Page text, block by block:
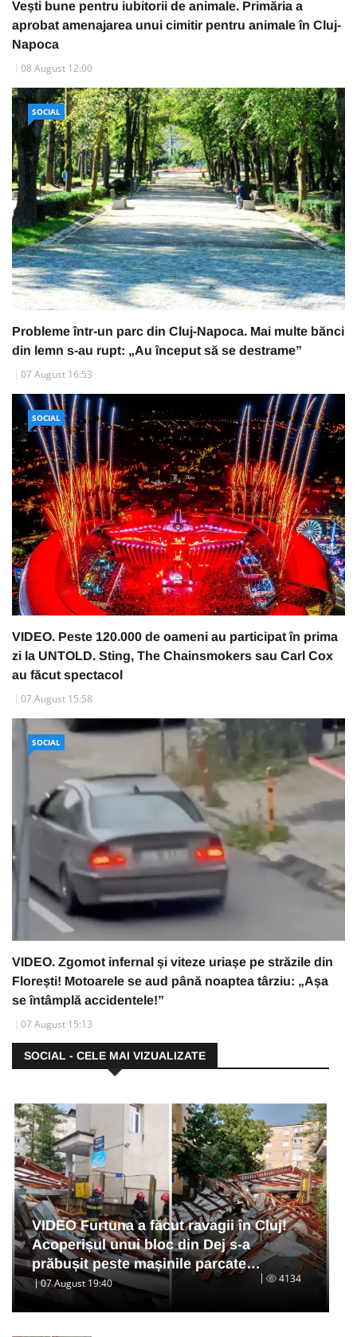
Vești bune pentru iubitorii de animale. Primăria a
aprobat amenajarea unui cimitir pentru animale în Cluj-
Napoca
08 August 12:00
SOCIAL
Probleme într-un parc din Cluj-Napoca. Mai multe bănci
din lemn s-au rupt: „Au început să se destrame”
07 August 16:53
SOCIAL
VIDEO. Peste 120.000 de oameni au participat în prima
zi la UNTOLD. Sting, The Chainsmokers sau Carl Cox
au făcut spectacol
07 August 15:58
SOCIAL
VIDEO. Zgomot infernal și viteze uriașe pe străzile din
Florești! Motoarele se aud până noaptea târziu: „Așa
se întâmplă accidentele!”
07 August 15:13
SOCIAL - CELE MAI VIZUALIZATE
VIDEO Furtuna a făcut ravagii în Cluj!
Acoperișul unui bloc din Dej s-a
prăbușit peste mașinile parcate…
07 August 19:40 4134